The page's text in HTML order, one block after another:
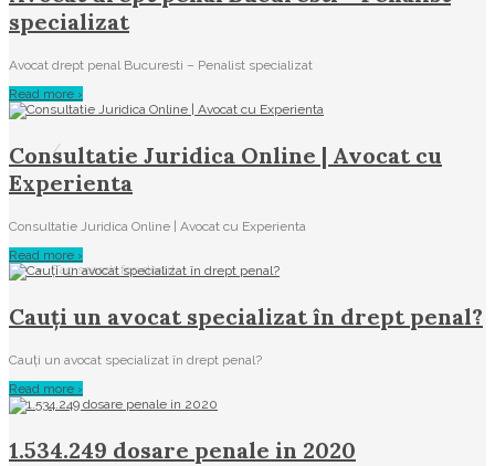
/
Tag search for: divort
specializat
Avocat drept penal Bucuresti – Penalist specializat
Read more ›
Consultatie Juridica Online | Avocat cu
Experienta‎
Consultatie Juridica Online | Avocat cu Experienta‎
Read more ›
Cauți un avocat specializat în drept penal?
Cauți un avocat specializat în drept penal?
Read more ›
1.534.249 dosare penale in 2020